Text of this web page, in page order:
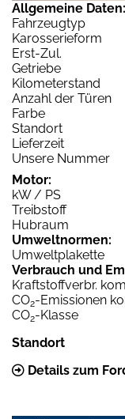
Allgemeine Daten:
Fahrzeugtyp
Karosserieform
Erst-Zul.
Getriebe
Kilometerstand
Anzahl der Türen
Farbe
Standort
Lieferzeit
Unsere Nummer
Motor:
kW / PS
Treibstoff
Hubraum
Umweltnormen:
Umweltplakette
Verbrauch und
Kraftstoffverbr.
CO2-Emissionen
CO2-Klasse
Standort
Details zum